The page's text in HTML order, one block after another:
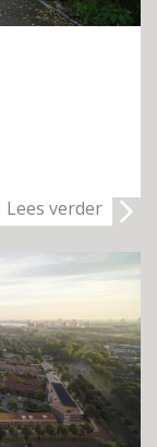
Lees verder